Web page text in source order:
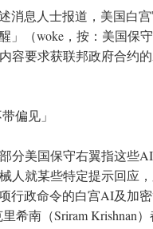
消息人士报道，美国白
」（woke，按：美国保
容要求获联邦政府合约
偏见」
分美国保守右翼指这些
人就某些特定提示回应
行政命令的白宫AI及加
希南（Sriram Krishnan